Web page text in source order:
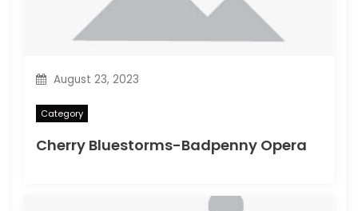
August 23, 2023
Category
Cherry Bluestorms-Badpenny Opera